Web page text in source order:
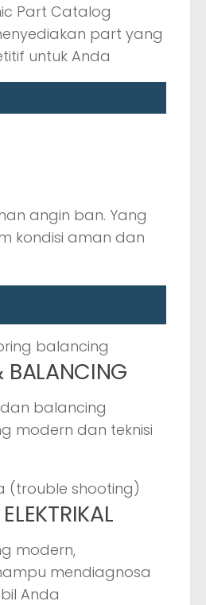
Part Catalog
part yang
untuk Anda
angin ban. Yang
kondisi aman dan
BALANCING
balancing
modern dan teknisi
modern,
mendiagnosa
Anda